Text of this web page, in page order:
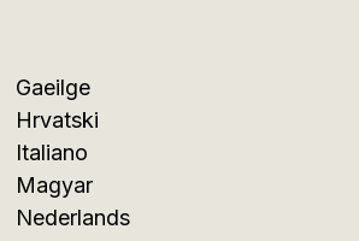
Gaeilge
Hrvatski
Italiano
Magyar
Nederlands